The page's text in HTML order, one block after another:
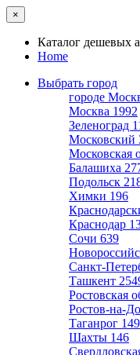
×
Каталог дешевых
Home
Выбрать город
городе
Москва 1992
Зеленоград
Московский
Московская
Балашиха
Подольск
Химки 196
Краснодар
Сочи 639
Санкт-
Ташкент
Ростовская
Ростов-на-
Таганрог 149
Шахты 146